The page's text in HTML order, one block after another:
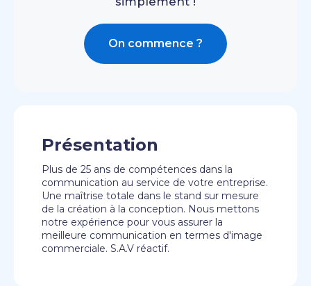
On commence ?
Présentation
Plus de 25 ans de compétences dans la
communication au service de votre entreprise.
Une maîtrise totale dans le stand sur mesure
de la création à la conception. Nous mettons
notre expérience pour vous assurer la
meilleure communication en termes d'image
commerciale. S.A.V réactif.